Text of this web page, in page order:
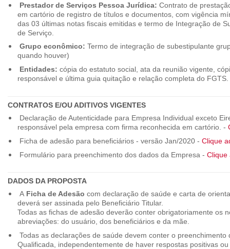
Prestador de Serviços Pessoa Jurídica: Contrato de
em cartório de registro de títulos e documentos, com vigência
das 03 últimas notas fiscais emitidas e termo de Integração de
de Serviço.
Grupo econômico: Termo de integração de subestipulante
quando houver)
Entidades: cópia do estatuto social, ata da reunião vigente,
responsável e última guia quitação e relação completa do FGTS.
CONTRATOS E/OU ADITIVOS VIGENTES
Declaração de Autenticidade para Empresa Individual exceto
responsável pela empresa com firma reconhecida em cartório. -
Ficha de adesão para beneficiários - versão Jan/2020 - Clique
Formulário para preenchimento dos dados da Empresa - Clique
DADOS DA PROPOSTA
A Ficha de Adesão com declaração de saúde e carta de
deverá ser assinada pelo Beneficiário Titular.
Todas as fichas de adesão deverão conter obrigatoriamente os
abreviações: do usuário, dos beneficiários e da mãe.
Todas as declarações de saúde devem conter o preenchimento
Qualificada, independentemente de haver respostas positivas ou